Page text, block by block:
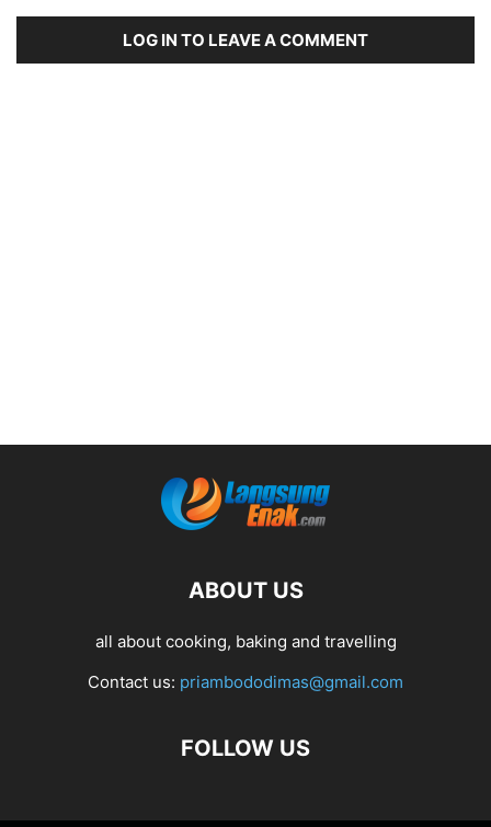
LOG IN TO LEAVE A COMMENT
ABOUT US
all about cooking, baking and travelling
Contact us: priambododimas@gmail.com
FOLLOW US